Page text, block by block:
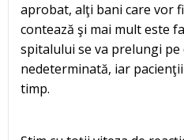
aprobat, alţi bani care vor
contează şi mai mult este
spitalului se va prelungi pe
nedeterminată, iar
timp.